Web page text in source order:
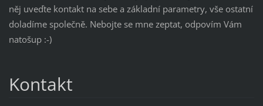
něj uveďte kontakt na sebe a základní parametry, vše ostatní
doladíme společně. Nebojte se mne zeptat, odpovím Vám
natošup :-)
Kontakt